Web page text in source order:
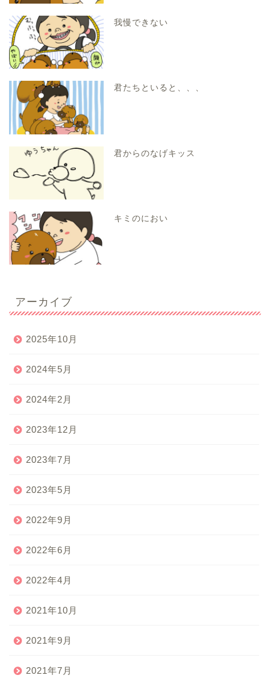
我慢できない
君たちといると、、、
君からのなげキッス
キミのにおい
アーカイブ
2025年10月
2024年5月
2024年2月
2023年12月
2023年7月
2023年5月
2022年9月
2022年6月
2022年4月
2021年10月
2021年9月
2021年7月